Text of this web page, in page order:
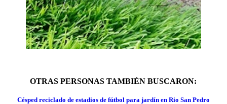
OTRAS PERSONAS TAMBIÉN BUSCARON:
Césped reciclado de estadios de fútbol para jardín en Rio San Pedro